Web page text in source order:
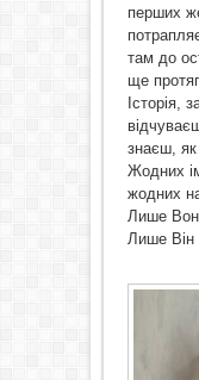
перших
там до
ще
Історія,
знаєш,
Жодних
жодних
Лише
Лише Він